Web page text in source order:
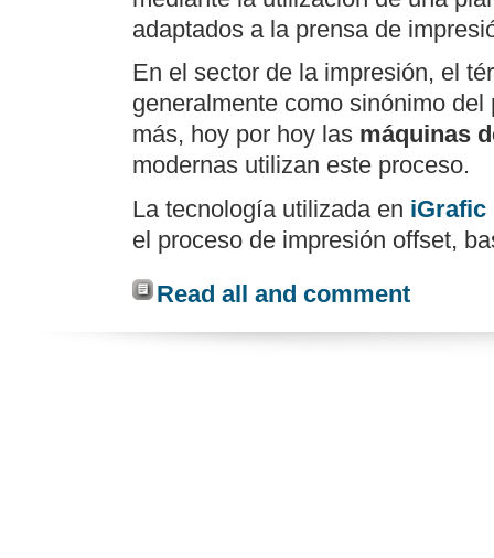
adaptados a la prensa de
En el sector de la impresión, el
generalmente como sinónimo del
más, hoy por hoy las máquinas
modernas utilizan este proceso.
La tecnología utilizada en iGrafic
el proceso de impresión offset,
Read all and comment